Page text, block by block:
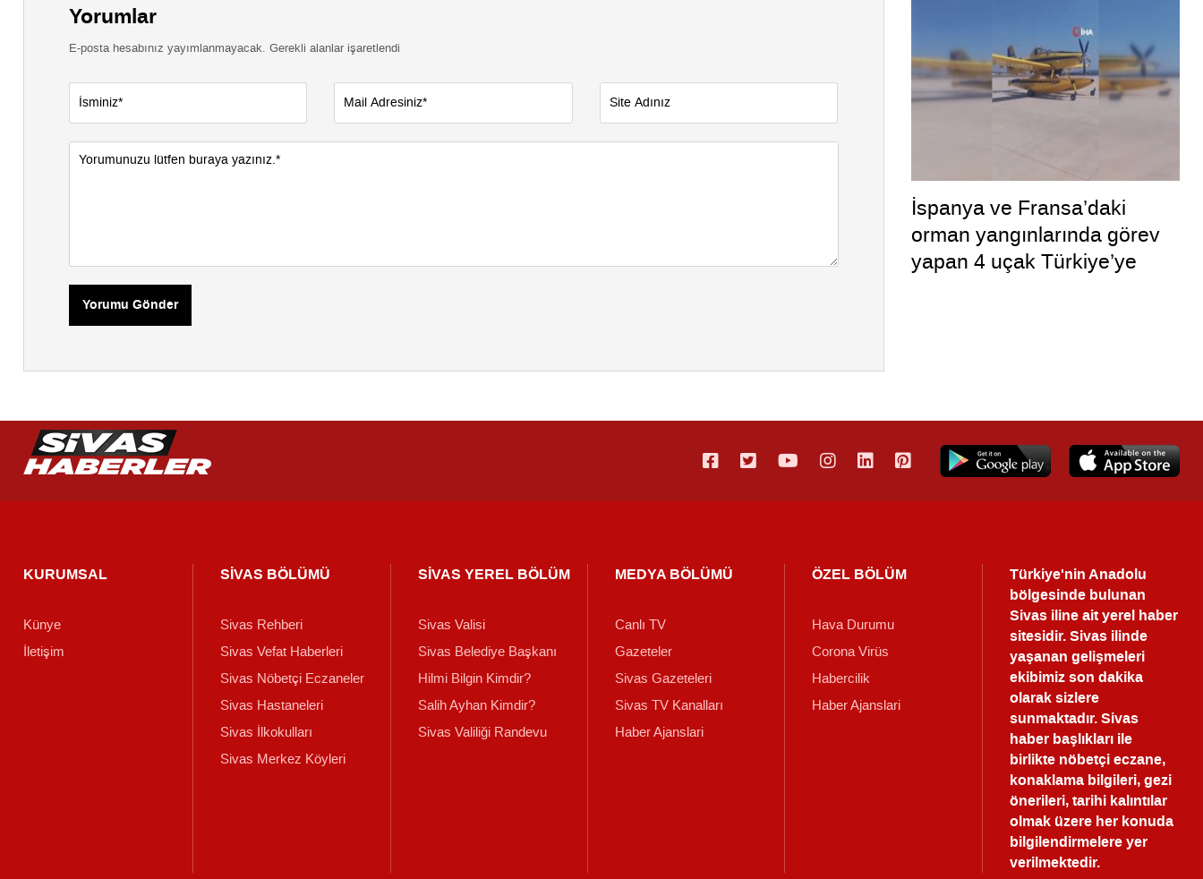
Yorumlar
E-posta hesabınız yayımlanmayacak. Gerekli alanlar işaretlendi
Yorumu Gönder
İspanya ve Fransa’daki
orman yangınlarında görev
yapan 4 uçak Türkiye’ye
KURUMSAL
Künye
İletişim
SİVAS BÖLÜMÜ
Sivas Rehberi
Sivas Vefat Haberleri
Sivas Nöbetçi Eczaneler
Sivas Hastaneleri
Sivas İlkokulları
Sivas Merkez Köyleri
SİVAS YEREL BÖLÜM
Sivas Valisi
Sivas Belediye Başkanı
Hilmi Bilgin Kimdir?
Salih Ayhan Kimdir?
Sivas Valiliği Randevu
MEDYA BÖLÜMÜ
Canlı TV
Gazeteler
Sivas Gazeteleri
Sivas TV Kanalları
Haber Ajanslari
ÖZEL BÖLÜM
Hava Durumu
Corona Virüs
Habercilik
Haber Ajanslari
Türkiye'nin Anadolu
bölgesinde bulunan
Sivas iline ait yerel haber
sitesidir. Sivas ilinde
yaşanan gelişmeleri
ekibimiz son dakika
olarak sizlere
sunmaktadır.Sivas
haberbaşlıkları ile
birlikte nöbetçi eczane,
konaklama bilgileri, gezi
önerileri, tarihi kalıntılar
olmak üzere her konuda
bilgilendirmelere yer
verilmektedir.